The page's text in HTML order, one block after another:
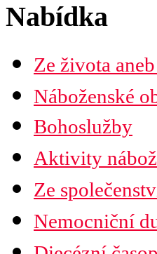
Nabídka
Ze života
Náboženské
Mapa diecéze
Bohoslužby
Aktivity
Ze
Nemocniční